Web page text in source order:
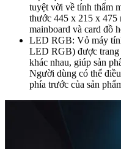
tuyệt vời về tính thẩm
thước 445 x 215 x 475
mainboard và card đồ
LED RGB: Vỏ máy
LED RGB) được
khác nhau, giúp sản
Người dùng có thể
phía trước của sản